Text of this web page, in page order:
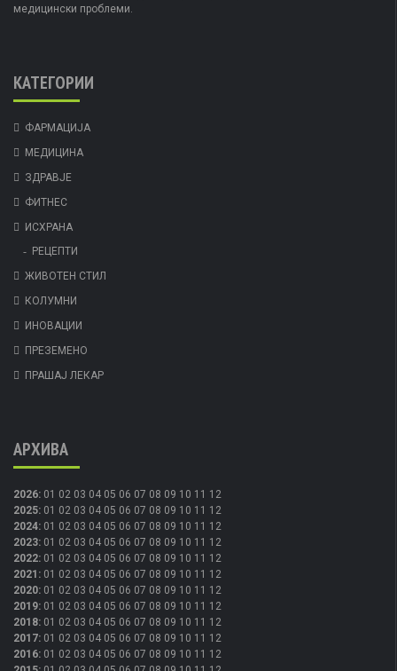
медицински проблеми.
КАТЕГОРИИ
ФАРМАЦИЈА
МЕДИЦИНА
ЗДРАВЈЕ
ФИТНЕС
ИСХРАНА
РЕЦЕПТИ
ЖИВОТЕН СТИЛ
КОЛУМНИ
ИНОВАЦИИ
ПРЕЗЕМЕНО
ПРАШАЈ ЛЕКАР
АРХИВА
2026: 01 02 03 04 05 06 07 08 09 10 11 12
2025: 01 02 03 04 05 06 07 08 09 10 11 12
2024: 01 02 03 04 05 06 07 08 09 10 11 12
2023: 01 02 03 04 05 06 07 08 09 10 11 12
2022: 01 02 03 04 05 06 07 08 09 10 11 12
2021 : 01 02 03 04 05 06 07 08 09 10 11 12
2020: 01 02 03 04 05 06 07 08 09 10 11 12
2019: 01 02 03 04 05 06 07 08 09 10 11 12
2018: 01 02 03 04 05 06 07 08 09 10 11 12
2017: 01 02 03 04 05 06 07 08 09 10 11 12
2016: 01 02 03 04 05 06 07 08 09 10 11 12